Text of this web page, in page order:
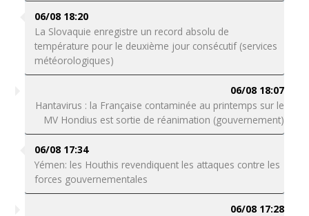
06/08 18:20
La Slovaquie enregistre un record absolu de
température pour le deuxième jour consécutif (services
météorologiques)
06/08 18:07
Hantavirus : la Française contaminée au printemps sur le
MV Hondius est sortie de réanimation (gouvernement)
06/08 17:34
Yémen: les Houthis revendiquent les attaques contre les
forces gouvernementales
06/08 17:28